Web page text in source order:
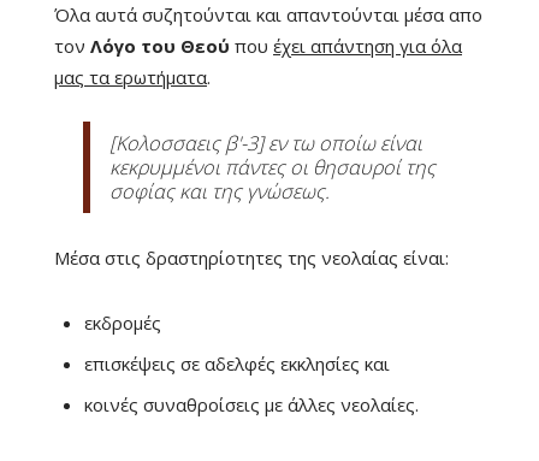
Όλα αυτά συζητούνται και απαντούνται μέσα απο
τον Λόγο του Θεού που έχει απάντηση για όλα
μας τα ερωτήματα.
[Κολοσσαεις β'-3] εν τω οποίω είναι
κεκρυμμένοι πάντες οι θησαυροί της
σοφίας και της γνώσεως.
Μέσα στις δραστηρίοτητες της νεολαίας είναι:
εκδρομές
επισκέψεις σε αδελφές εκκλησίες και
κοινές συναθροίσεις με άλλες νεολαίες.